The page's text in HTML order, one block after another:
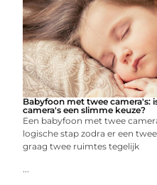
Babyfoon met twee camera's:
camera's een slimme keuze?
Een babyfoon met twee
logische stap zodra er een
graag twee ruimtes tegelijk
...